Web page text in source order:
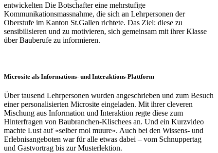
entwickelten Die Botschafter eine mehrstufige
Kommunikationsmassnahme, die sich an Lehrpersonen der
Oberstufe im Kanton St.Gallen richtete. Das Ziel: diese zu
sensibilisieren und zu motivieren, sich gemeinsam mit ihrer Klasse
über Bauberufe zu informieren.
Microsite als Informations- und Interaktions-Plattform
Über tausend Lehrpersonen wurden angeschrieben und zum Besuch
einer personalisierten Microsite eingeladen. Mit ihrer cleveren
Mischung aus Information und Interaktion regte diese zum
Hinterfragen von Baubranchen-Klischees an. Und ein Kurzvideo
machte Lust auf «selber mol muure». Auch bei den Wissens- und
Erlebnisangeboten war für alle etwas dabei – vom Schnuppertag
und Gastvortrag bis zur Musterlektion.